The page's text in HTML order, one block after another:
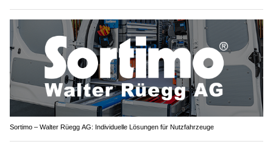
Sortimo – Walter Rüegg AG: Individuelle Lösungen für Nutzfahrzeuge